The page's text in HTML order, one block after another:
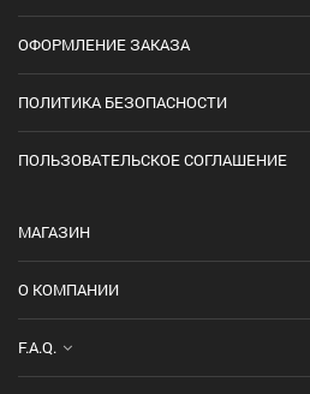
ОФОРМЛЕНИЕ ЗАКАЗА
ПОЛИТИКА БЕЗОПАСНОСТИ
ПОЛЬЗОВАТЕЛЬСКОЕ СОГЛАШЕНИЕ
МАГАЗИН
О КОМПАНИИ
F.A.Q.